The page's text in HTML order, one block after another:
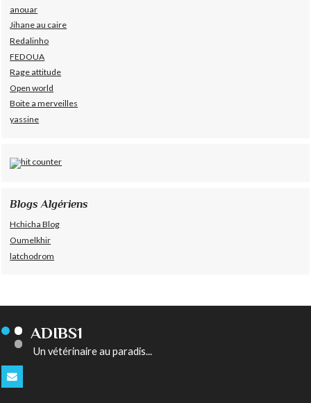
anouar
Jihane au caire
Redalinho
FEDOUA
Rage attitude
Open world
Boite a merveilles
yassine
Blogs Algériens
Hchicha Blog
Oumelkhir
latchodrom
ADIBS1
Un vétérinaire au paradis...